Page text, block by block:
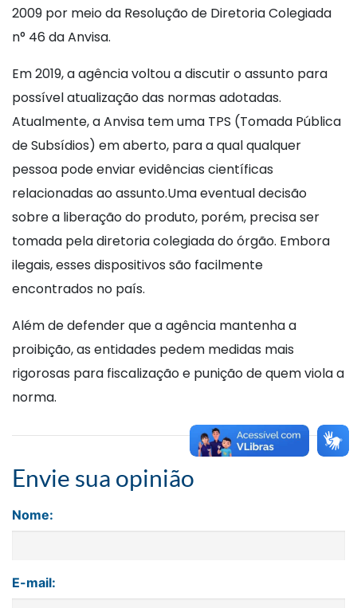
2009 por meio da Resolução de Diretoria Colegiada
n° 46 da Anvisa.
Em 2019, a agência voltou a discutir o assunto para
possível atualização das normas adotadas.
Atualmente, a Anvisa tem uma TPS (Tomada Pública
de Subsídios) em aberto, para a qual qualquer
pessoa pode enviar evidências científicas
relacionadas ao assunto.Uma eventual decisão
sobre a liberação do produto, porém, precisa ser
tomada pela diretoria colegiada do órgão. Embora
ilegais, esses dispositivos são facilmente
encontrados no país.
Além de defender que a agência mantenha a
proibição, as entidades pedem medidas mais
rigorosas para fiscalização e punição de quem viola a
norma.
Envie sua opinião
Nome:
E-mail: